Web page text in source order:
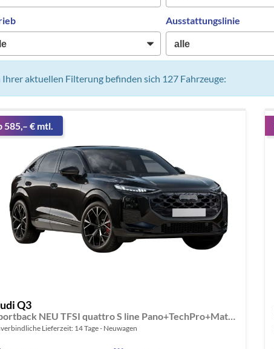
Ausstattungslinie
Ihrer aktuellen Filterung befinden sich 127 Fahrzeuge:
585,– € mtl.
Q3
Sportback NEU TFSI quattro S line Pano+TechPro+Matrix+AHK+HUD+Alu20+KlimaPlus+DCC+SONOS
Lieferzeit:14 Tage Neuwagen